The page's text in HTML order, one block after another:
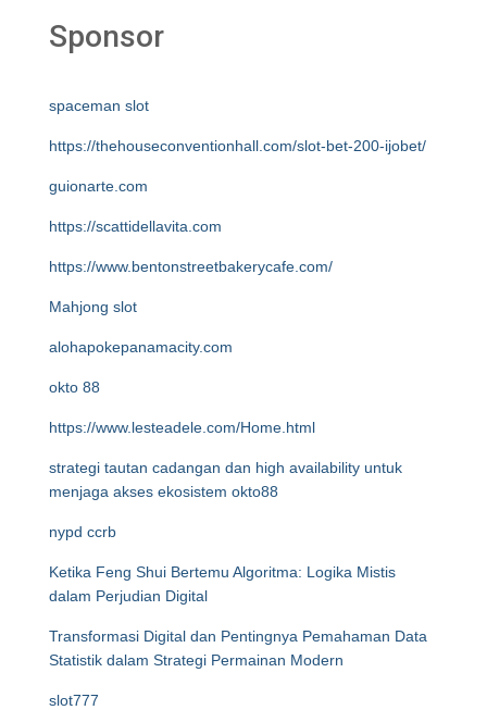
Sponsor
spaceman slot
https://thehouseconventionhall.com/slot-bet-200-ijobet/
guionarte.com
https://scattidellavita.com
https://www.bentonstreetbakerycafe.com/
Mahjong slot
alohapokepanamacity.com
okto 88
https://www.lesteadele.com/Home.html
strategi tautan cadangan dan high availability untuk
menjaga akses ekosistem okto88
nypd ccrb
Ketika Feng Shui Bertemu Algoritma: Logika Mistis
dalam Perjudian Digital
Transformasi Digital dan Pentingnya Pemahaman Data
Statistik dalam Strategi Permainan Modern
slot777